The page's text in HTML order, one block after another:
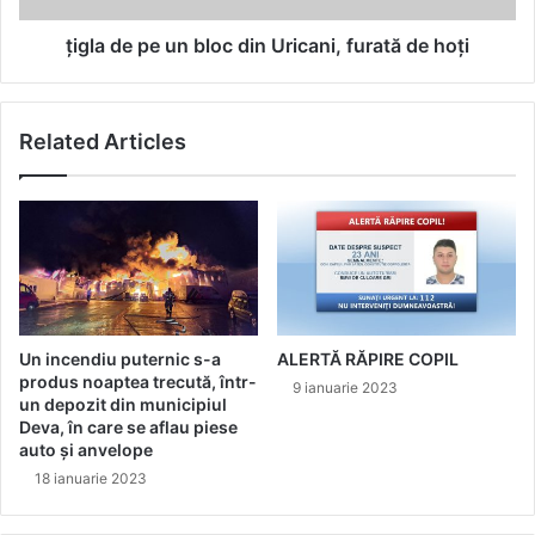
de
ţigla de pe un bloc din Uricani, furată de hoţi
Related Articles
Un incendiu puternic s-a
produs noaptea trecută, într-
un depozit din municipiul
Deva, în care se aflau piese
auto și anvelope
18 ianuarie 2023
ALERTĂ RĂPIRE COPIL
9 ianuarie 2023